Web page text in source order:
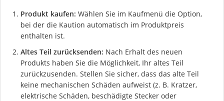
Produkt kaufen: Wählen Sie im Kaufmenü die Option,
bei der die Kaution automatisch im Produktpreis
enthalten ist.
Altes Teil zurücksenden: Nach Erhalt des neuen
Produkts haben Sie die Möglichkeit, Ihr altes Teil
zurückzusenden. Stellen Sie sicher, dass das alte Teil
keine mechanischen Schäden aufweist (z. B. Kratzer,
elektrische Schäden, beschädigte Stecker oder